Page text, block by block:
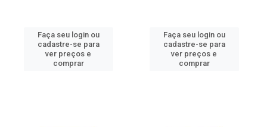
Faça seu login ou
cadastre-se para
ver preços e
comprar
Faça seu login ou
cadastre-se para
ver preços e
comprar